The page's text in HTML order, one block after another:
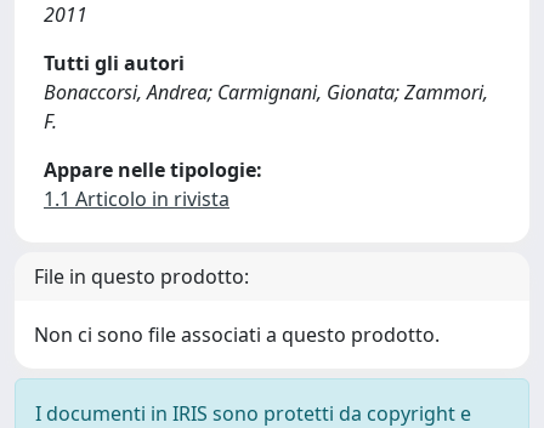
2011
Tutti gli autori
Bonaccorsi, Andrea; Carmignani, Gionata; Zammori,
F.
Appare nelle tipologie:
1.1 Articolo in rivista
File in questo prodotto:
Non ci sono file associati a questo prodotto.
I documenti in IRIS sono protetti da copyright e